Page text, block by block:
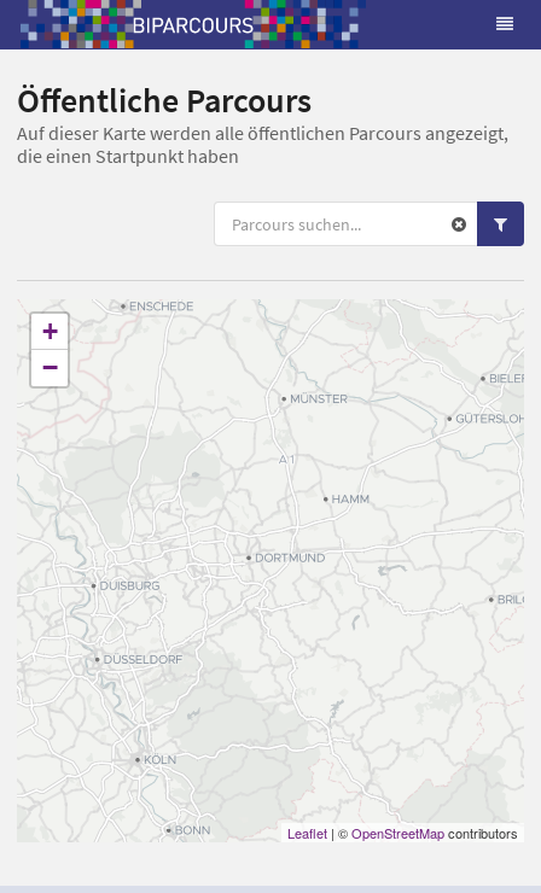
Öffentliche Parcours
Auf dieser Karte werden alle öffentlichen Parcours angezeigt,
die einen Startpunkt haben
+
−
Leaflet | ©OpenStreetMapcontributors